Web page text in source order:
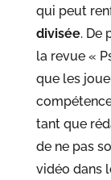
qui peut
divisée. De
la revue «
que les
tant que
de ne pas
vidéo dans